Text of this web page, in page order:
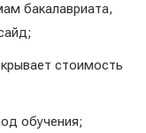
бакалавриата,
стоимость
обучения;